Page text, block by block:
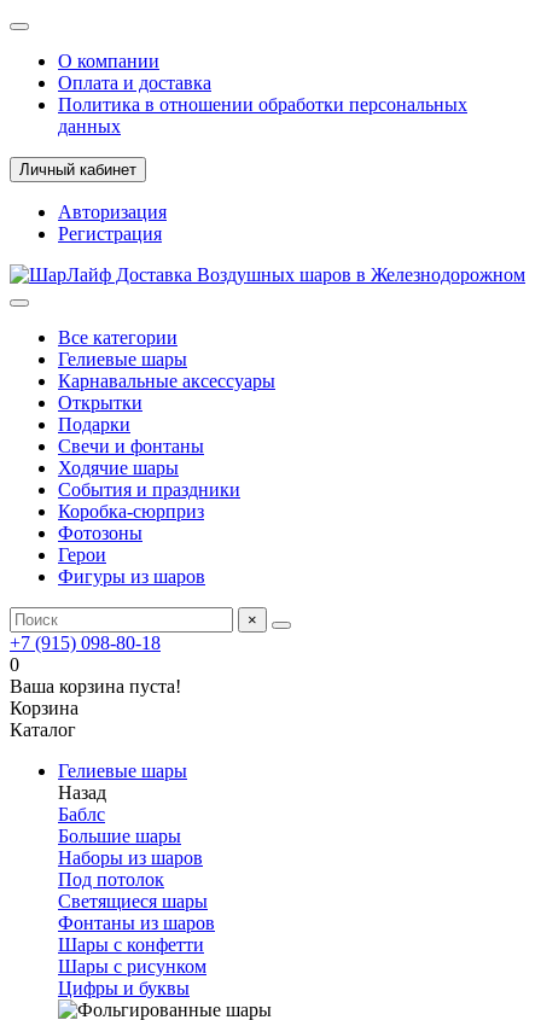
О компании
Оплата и доставка
Политика в отношении обработки персональных
данных
Личный кабинет
Авторизация
Регистрация
Все категории
Гелиевые шары
Карнавальные аксессуары
Открытки
Подарки
Свечи и фонтаны
Ходячие шары
События и праздники
Коробка-сюрприз
Фотозоны
Герои
Фигуры из шаров
×
+7 (915) 098-80-18
0
Ваша корзина пуста!
Корзина
Каталог
Гелиевые шары
Назад
Баблс
Большие шары
Наборы из шаров
Под потолок
Светящиеся шары
Фонтаны из шаров
Шары с конфетти
Шары с рисунком
Цифры и буквы